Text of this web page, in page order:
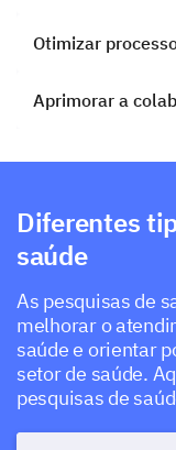
Otimizar
Aprimorar a
Diferentes
saúde
As pesquisas de
melhorar o
saúde e orientar
setor de saúde.
pesquisas de